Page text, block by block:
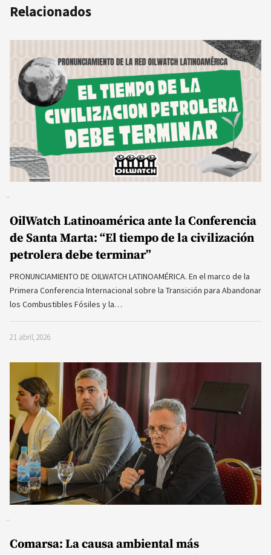
Relacionados
OilWatch Latinoamérica ante la Conferencia
de Santa Marta: “El tiempo de la civilización
petrolera debe terminar”
PRONUNCIAMIENTO DE OILWATCH LATINOAMÉRICA. En el marco de la
Primera Conferencia Internacional sobre la Transición para Abandonar
los Combustibles Fósiles y la…
21 abril, 2026
Comarsa: La causa ambiental más